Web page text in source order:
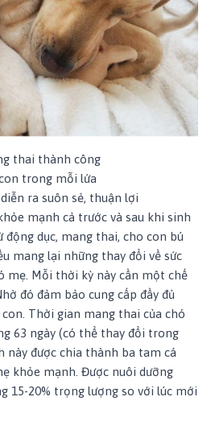
thai thành công
trong mỗi lứa
ra suôn sẻ, thuận lợi
mạnh cả trước và sau khi sinh
động dục, mang thai, cho con bú
mang lại những thay đổi về sức
mẹ. Mỗi thời kỳ này cần một chế
đó đảm bảo cung cấp đầy đủ
Thời gian mang thai của chó
63 ngày (có thể thay đổi trong
này được chia thành ba tam cá
khỏe mạnh. Được nuôi dưỡng
15-20% trọng lượng so với lúc mới